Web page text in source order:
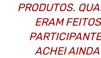
PRODUTOS.
ERAM
ACHEI